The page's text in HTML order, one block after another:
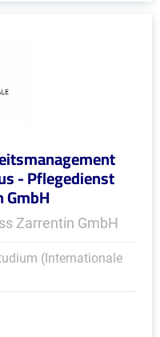
- Pflegedienst
Zarrentin GmbH
(Internationale